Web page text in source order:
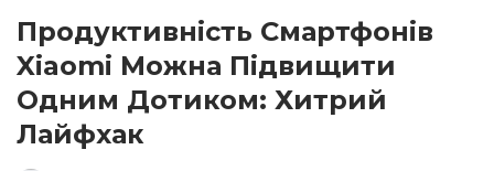
Продуктивність Смартфонів
Xiaomi Можна Підвищити
Одним Дотиком: Хитрий
Лайфхак